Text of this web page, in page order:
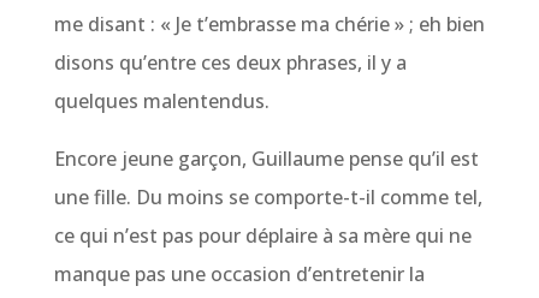
me disant : « Je t’embrasse ma chérie » ; eh bien
disons qu’entre ces deux phrases, il y a
quelques malentendus.
Encore jeune garçon, Guillaume pense qu’il est
une fille. Du moins se comporte-t-il comme tel,
ce qui n’est pas pour déplaire à sa mère qui ne
manque pas une occasion d’entretenir la